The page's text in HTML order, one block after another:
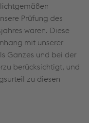
Prüfung des
waren. Diese
mit unserer
Ganzes und bei der
berücksichtigt, und
zu diesen